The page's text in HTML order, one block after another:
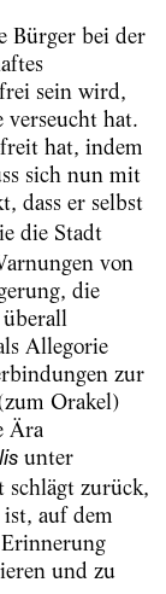
Bürger bei der
sein wird,
hat.
hat, indem
sich nun mit
dass er selbst
die Stadt
von
die
Allegorie
zur
Orakel)
Ära
unter
schlägt zurück,
auf dem
und zu